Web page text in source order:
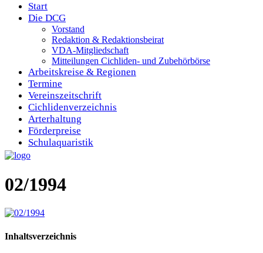
Start
Die DCG
Vorstand
Redaktion & Redaktionsbeirat
VDA-Mitgliedschaft
Mitteilungen Cichliden- und Zubehörbörse
Arbeitskreise & Regionen
Termine
Vereinszeitschrift
Cichlidenverzeichnis
Arterhaltung
Förderpreise
Schulaquaristik
02/1994
Inhaltsverzeichnis